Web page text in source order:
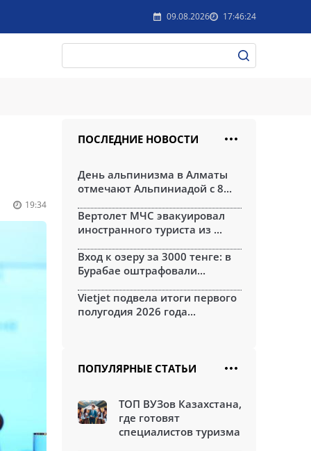
09.08.2026 17:46:24
19:34
ПОСЛЕДНИЕ НОВОСТИ
День альпинизма в Алматы
отмечают Альпиниадой с 8...
Вертолет МЧС эвакуировал
иностранного туриста из ...
Вход к озеру за 3000 тенге: в
Бурабае оштрафовали...
Vietjet подвела итоги первого
полугодия 2026 года...
ПОПУЛЯРНЫЕ СТАТЬИ
ТОП ВУЗов Казахстана,
где готовят
специалистов туризма